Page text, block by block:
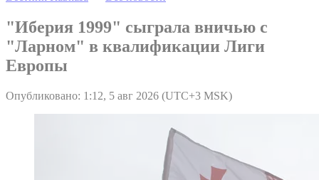
"Иберия 1999" сыграла вничью с
"Ларном" в квалификации Лиги
Европы
Опубликовано: 1:12, 5 авг 2026 (UTC+3 MSK)